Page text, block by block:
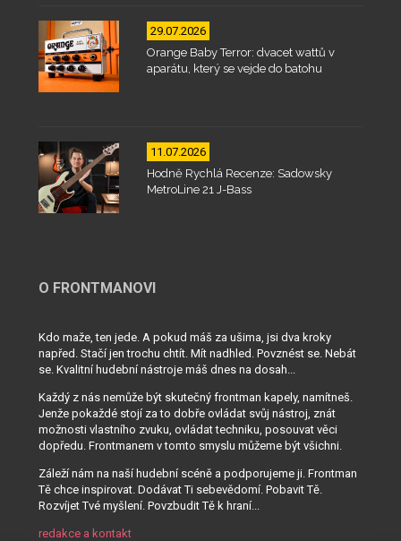
29.07.2026
Orange Baby Terror: dvacet wattů v
aparátu, který se vejde do batohu
11.07.2026
Hodně Rychlá Recenze: Sadowsky
MetroLine 21 J-Bass
O FRONTMANOVI
Kdo maže, ten jede. A pokud máš za ušima, jsi dva kroky
napřed. Stačí jen trochu chtít. Mít nadhled. Povznést se. Nebát
se. Kvalitní hudební nástroje máš dnes na dosah...
Každý z nás nemůže být skutečný frontman kapely, namítneš.
Jenže pokaždé stojí za to dobře ovládat svůj nástroj, znát
možnosti vlastního zvuku, ovládat techniku, posouvat věci
dopředu. Frontmanem v tomto smyslu můžeme být všichni.
Záleží nám na naší hudební scéně a podporujeme ji. Frontman
Tě chce inspirovat. Dodávat Ti sebevědomí. Pobavit Tě.
Rozvíjet Tvé myšlení. Povzbudit Tě k hraní...
redakce a kontakt